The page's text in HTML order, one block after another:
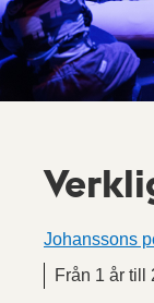
Johanssons
Från 1 år till